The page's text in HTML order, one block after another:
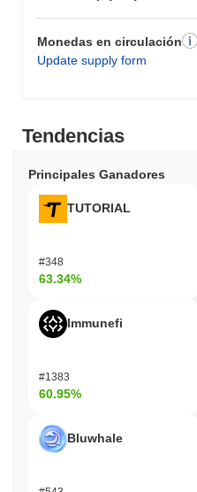
Monedas en circulación
Update supply form
Tendencias
Principales Ganadores
TUTORIAL
#348
63.34%
Immunefi
#1383
60.95%
Bluwhale